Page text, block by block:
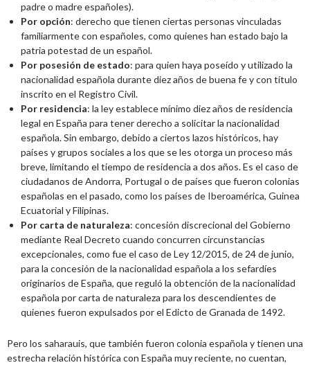
padre o madre españoles).
Por opción: derecho que tienen ciertas personas vinculadas
familiarmente con españoles, como quienes han estado bajo la
patria potestad de un español.
Por posesión de estado: para quien haya poseído y utilizado la
nacionalidad española durante diez años de buena fe y con título
inscrito en el Registro Civil.
Por residencia: la ley establece mínimo diez años de residencia
legal en España para tener derecho a solicitar la nacionalidad
española. Sin embargo, debido a ciertos lazos históricos, hay
países y grupos sociales a los que se les otorga un proceso más
breve, limitando el tiempo de residencia a dos años. Es el caso de
ciudadanos de Andorra, Portugal o de países que fueron colonias
españolas en el pasado, como los países de Iberoamérica, Guinea
Ecuatorial y Filipinas.
Por carta de naturaleza: concesión discrecional del Gobierno
mediante Real Decreto cuando concurren circunstancias
excepcionales, como fue el caso de Ley 12/2015, de 24 de junio,
para la concesión de la nacionalidad española a los sefardíes
originarios de España, que reguló la obtención de la nacionalidad
española por carta de naturaleza para los descendientes de
quienes fueron expulsados por el Edicto de Granada de 1492.
Pero los saharauis, que también fueron colonia española y tienen una
estrecha relación histórica con España muy reciente, no cuentan,